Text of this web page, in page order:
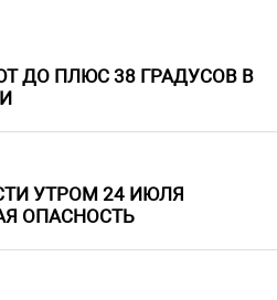
ДО ПЛЮС 38 ГРАДУСОВ В
УТРОМ 24 ИЮЛЯ
ОПАСНОСТЬ